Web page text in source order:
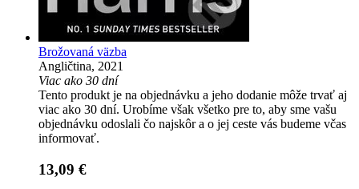
Brožovaná väzba
Angličtina, 2021
Viac ako 30 dní
Tento produkt je na objednávku a jeho dodanie môže trvať aj
viac ako 30 dní. Urobíme však všetko pre to, aby sme vašu
objednávku odoslali čo najskôr a o jej ceste vás budeme včas
informovať.
13,09 €